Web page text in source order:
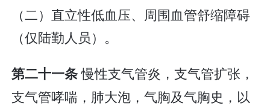
（二）直立性低血压、周围血管舒缩障碍
（仅陆勤人员）。
第二十一条慢性支气管炎，支气管扩张，
支气管哮喘，肺大泡，气胸及气胸史，以